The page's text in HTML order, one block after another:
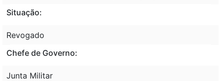
Situação:
Revogado
Chefe de Governo:
Junta Militar